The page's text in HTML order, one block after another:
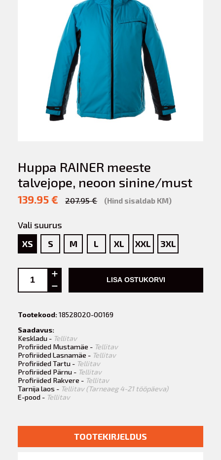
Huppa RAINER meeste
talvejope, neoon sinine/must
139.95 € 207.95 € (Hind sisaldab KM)
Vali suurus
XS
S M L XL XXL 3XL
LISA OSTUKORVI
Tootekood:18528020-00169
Saadavus:
Keskladu - Tellitav
Profiriided Mustamäe - Tellitav
Profiriided Lasnamäe - Tellitav
Profiriided Tartu - Tellitav
Profiriided Pärnu - Tellitav
Profiriided Rakvere - Tellitav
Tarnija laos - Tellitav (Tarneaeg 4-21 tööpäeva)
E-pood - Tellitav
TOOTEKIRJELDUS